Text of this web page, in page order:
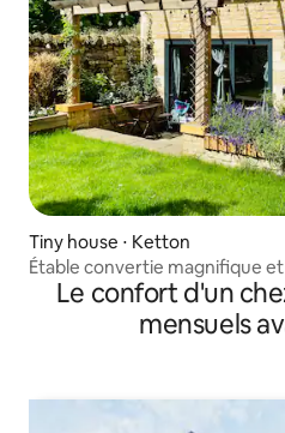
Tiny house ⋅ Ketton
Étable convertie magnifique
Le confort d'un
mensuels